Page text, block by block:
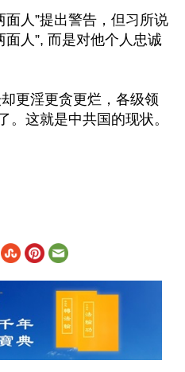
面人”提出警告，但习所说
面人”, 而是对他个人忠诚
更淫更贪更烂，各级领
。这就是中共国的现状。